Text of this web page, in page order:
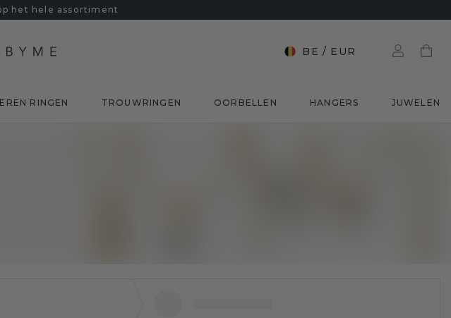
het hele assortiment
BE / EUR
RINGEN TROUWRINGEN OORBELLEN HANGERS JUWELEN